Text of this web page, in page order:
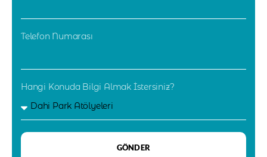
Telefon Numarası
Hangi Konuda Bilgi Almak İstersiniz?
GÖNDER